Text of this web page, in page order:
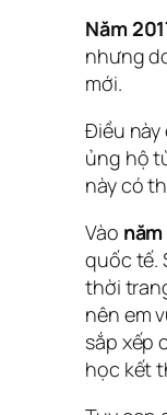
Năm
nhưng
mới.
Điều
ủng hộ
này có
Vào
quốc tế.
thời
nên em
sắp xếp
học kết